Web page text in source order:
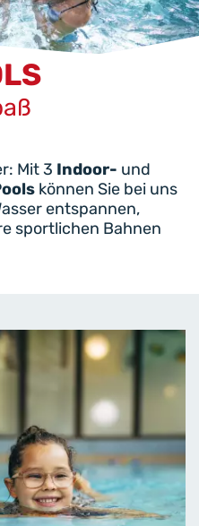
Mit 3 Indoor- und
können Sie bei uns
entspannen,
sportlichen Bahnen